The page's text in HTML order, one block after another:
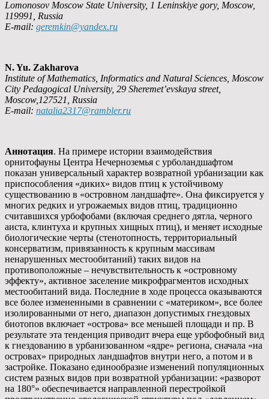
Lomonosov Moscow State University, 1 Leninskiye gory, Moscow,
119991, Russia
E-mail: geremkin@yandex.ru
N. Yu. Zakharova
Institute of Mathematics, Informatics and Natural Sciences, Moscow
City Pedagogical University, 29 Sheremet’evskaya street,
Moscow,127521, Russia
E-mail: natalia2317@rambler.ru
Аннотация. На примере истории взаимодействия
орнитофауны Центра Нечерноземья с урболандшафтом
показан универсальный характер возвратной урбанизации как
приспособления «диких» видов птиц к устойчивому
существованию в «островном ландшафте». Она фиксируется у
многих редких и угрожаемых видов птиц, традиционно
считавшихся урбофобами (включая среднего дятла, черного
аиста, клинтуха и крупных хищных птиц), и меняет исходные
биологические черты (стенотопность, территориальный
консерватизм, привязанность к крупным массивам
ненарушенных местообитаний) таких видов на
противоположные – нечувствительность к «островному
эффекту», активное заселение микрофрагментов исходных
местообитаний вида. Последние в ходе процесса оказываются
все более измененными в сравнении с «материком», все более
изолированными от него, диапазон допустимых гнездовых
биотопов включает «острова» все меньшей площади и пр. В
результате эта тенденция приводит вчера еще урбофобный вид
к гнездованию в урбанизованном «ядре» региона, сначала «на
островах» природных ландшафтов внутри него, а потом и в
застройке. Показано единообразие изменений популяционных
систем разных видов при возвратной урбанизации: «разворот
на 180°» обеспечивается направленной перестройкой